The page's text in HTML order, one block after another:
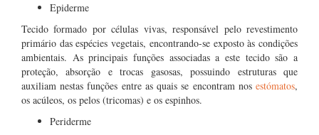
Epiderme
Tecido formado por células vivas, responsável pelo revestimento
primário das espécies vegetais, encontrando-se exposto às condições
ambientais. As principais funções associadas a este tecido são a
proteção, absorção e trocas gasosas, possuindo estruturas que
auxiliam nestas funções entre as quais se encontram nos estómatos,
os acúleos, os pelos (tricomas) e os espinhos.
Periderme